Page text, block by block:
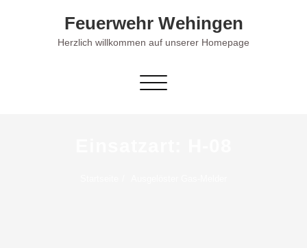
Feuerwehr Wehingen
Herzlich willkommen auf unserer Homepage
Schalte Navigation